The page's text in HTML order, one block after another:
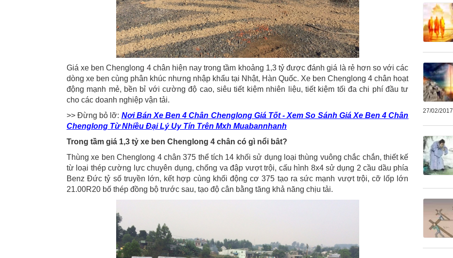
Giá xe ben Chenglong 4 chân hiện nay trong tầm khoảng 1,3 tỷ được đánh giá là rẻ hơn so với các
dòng xe ben cùng phân khúc nhưng nhập khẩu tại Nhật, Hàn Quốc. Xe ben Chenglong 4 chân hoạt
động mạnh mẻ, bền bỉ với cường độ cao, siêu tiết kiệm nhiên liệu, tiết kiệm tối đa chi phí đầu tư
cho các doanh nghiệp vận tải.
>> Đừng bỏ lỡ: Nơi Bán Xe Ben 4 Chân Chenglong Giá Tốt - Xem So Sánh Giá Xe Ben 4 Chân
Chenglong Từ Nhiều Đại Lý Uy Tín Trên Mxh Muabannhanh
Trong tầm giá 1,3 tỷ xe ben Chenglong 4 chân có gì nổi bât?
Thùng xe ben Chenglong 4 chân 375 thể tích 14 khối sử dụng loại thùng vuông chắc chắn, thiết kế
từ loại thép cường lực chuyên dụng, chống va đập vượt trội, cấu hình 8x4 sử dụng 2 cầu dầu phía
Benz Đức tỷ số truyền lớn, kết hợp cùng khối động cơ 375 tạo ra sức mạnh vượt trội, cỡ lốp lớn
21.00R20 bố thép đồng bộ trước sau, tạo độ cân bằng tăng khả năng chịu tải.
27/02/2017